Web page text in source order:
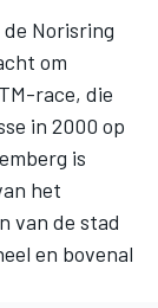
Norisring
om
race, die
in 2000 op
is
het
van de stad
en bovenal